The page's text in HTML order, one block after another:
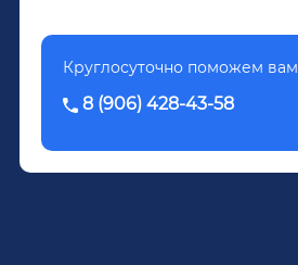
Круглосуточно поможем вам
8 (906) 428-43-58